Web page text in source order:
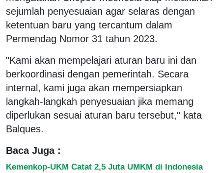
sejumlah penyesuaian agar selaras dengan
ketentuan baru yang tercantum dalam
Permendag Nomor 31 tahun 2023.
"Kami akan mempelajari aturan baru ini dan
berkoordinasi dengan pemerintah. Secara
internal, kami juga akan mempersiapkan
langkah-langkah penyesuaian jika memang
diperlukan sesuai aturan baru tersebut," kata
Balques.
Baca Juga :
Kemenkop-UKM Catat 2,5 Juta UMKM di Indonesia